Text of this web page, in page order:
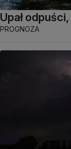
Upał
PROGNOZA